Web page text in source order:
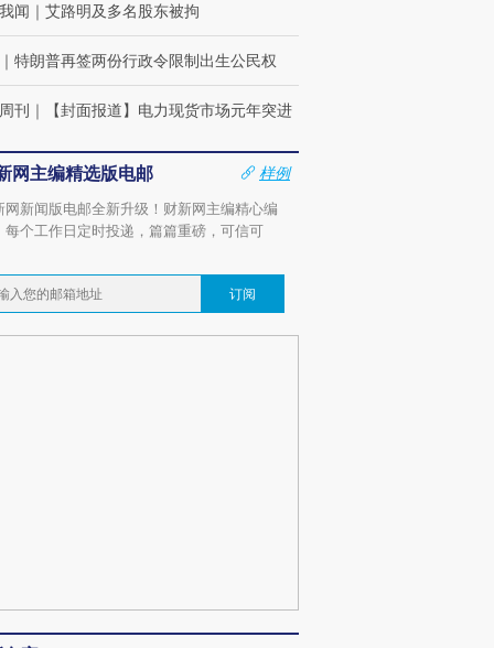
闻 ｜ 艾路明及多名股东被拘
｜ 特朗普再签两份行政令限制出生公民权
刊 ｜ 【封面报道】电力现货市场元年突进
网主编精选版电邮
样例
网新闻版电邮全新升级！财新网主编精心编
每个工作日定时投递，篇篇重磅，可信可
订阅